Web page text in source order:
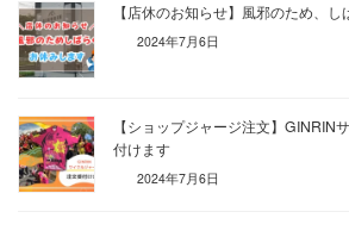
【店休のお知らせ】風邪のため、
2024年7月6日
【ショップジャージ注文】GINRIN
付けます
2024年7月6日